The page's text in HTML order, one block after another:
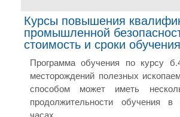
Курсы повышения
промышленной
стоимость и сроки
Программа обучения по курсу
месторождений полезных
способом может иметь
продолжительности обучения в
часах.